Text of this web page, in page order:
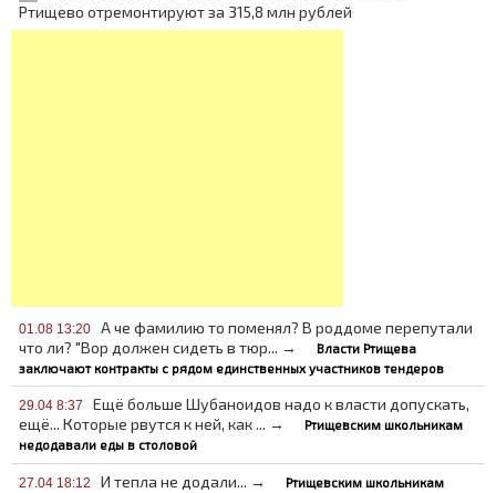
Ртищево отремонтируют за 315,8 млн рублей
01.08 13:20
А че фамилию то поменял? В роддоме перепутали
что ли? "Вор должен сидеть в тюр... →
Власти Ртищева
заключают контракты с рядом единственных участников тендеров
29.04 8:37
Ещё больше Шубаноидов надо к власти допускать,
ещё... Которые рвутся к ней, как ... →
Ртищевским школьникам
недодавали еды в столовой
27.04 18:12 И тепла не додали... →
Ртищевским школьникам